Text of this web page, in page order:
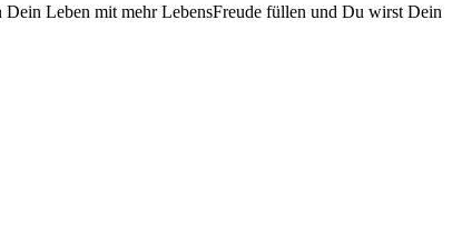
Leben mit mehr LebensFreude füllen und Du wirst Dein